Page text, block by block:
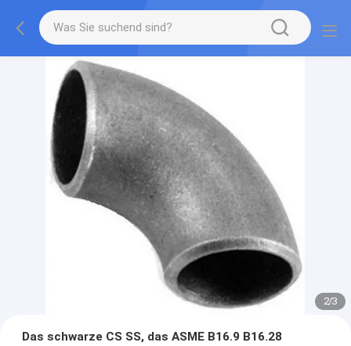
2/3
Das schwarze CS SS, das ASME B16.9 B16.28